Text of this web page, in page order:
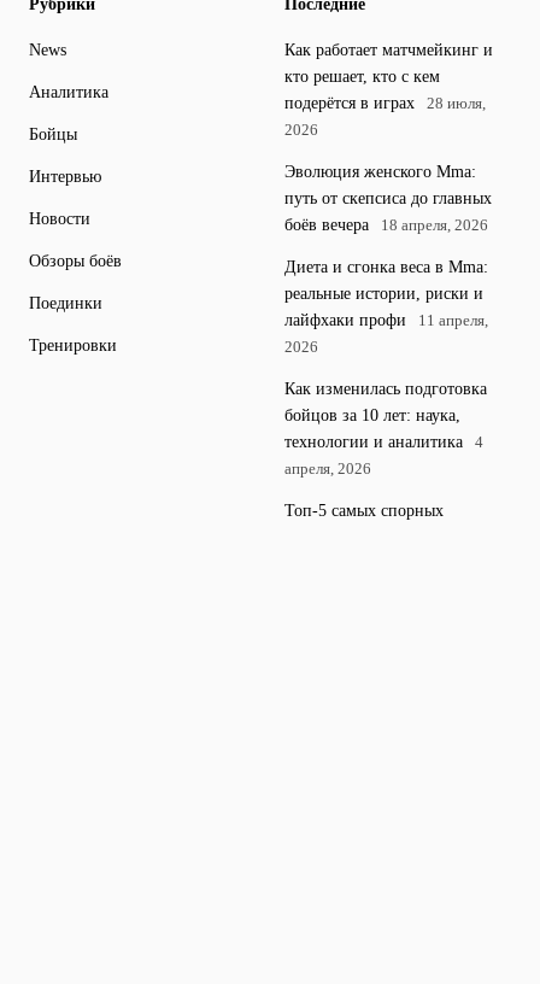
Рубрики
News
Аналитика
Бойцы
Интервью
Новости
Обзоры боёв
Поединки
Тренировки
Последние
Как работает матчмейкинг и
кто решает, кто с кем
подерётся в играх
28 июля,
2026
Эволюция женского Mma:
путь от скепсиса до главных
боёв вечера
18 апреля, 2026
Диета и сгонка веса в Mma:
реальные истории, риски и
лайфхаки профи
11 апреля,
2026
Как изменилась подготовка
бойцов за 10 лет: наука,
технологии и аналитика
4
апреля, 2026
Топ-5 самых спорных